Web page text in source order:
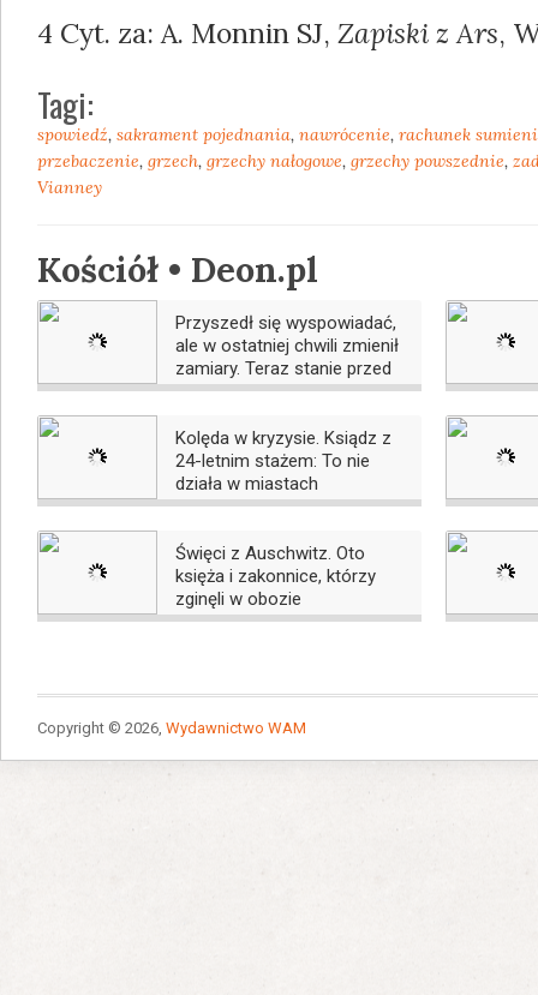
4 Cyt. za: A. Monnin SJ, Zapiski z Ars,
Tagi:
spowiedź, sakrament pojednania, nawrócenie, rachunek
przebaczenie, grzech, grzechy nałogowe, grzechy powszednie,
Vianney
Kościół • Deon.pl
Przyszedł się wyspowiadać,
ale w ostatniej chwili zmienił
zamiary. Teraz stanie przed
sądem
Kolęda w kryzysie. Ksiądz z
24-letnim stażem: To nie
działa w miastach
Święci z Auschwitz. Oto
księża i zakonnice, którzy
zginęli w obozie
Copyright © 2026, Wydawnictwo WAM